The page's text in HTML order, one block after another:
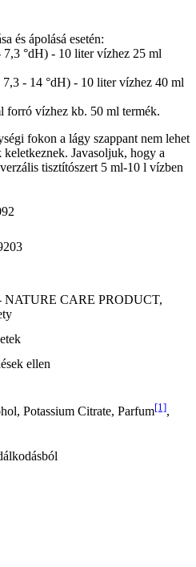
és ápolásá esetén:
°dH) - 10 liter vízhez 25 ml
- 14 °dH) - 10 liter vízhez 40 ml
forró vízhez kb. 50 ml termék.
fokon a lágy szappant nem lehet
Javasoljuk, hogy a
tisztítószert 5 ml-10 l vízben
NATURE CARE PRODUCT,
ellen
Potassium Citrate, Parfum[1],